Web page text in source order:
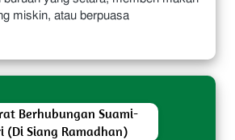
miskin, atau berpuasa
Berhubungan Suami-
(Di Siang Ramadhan)